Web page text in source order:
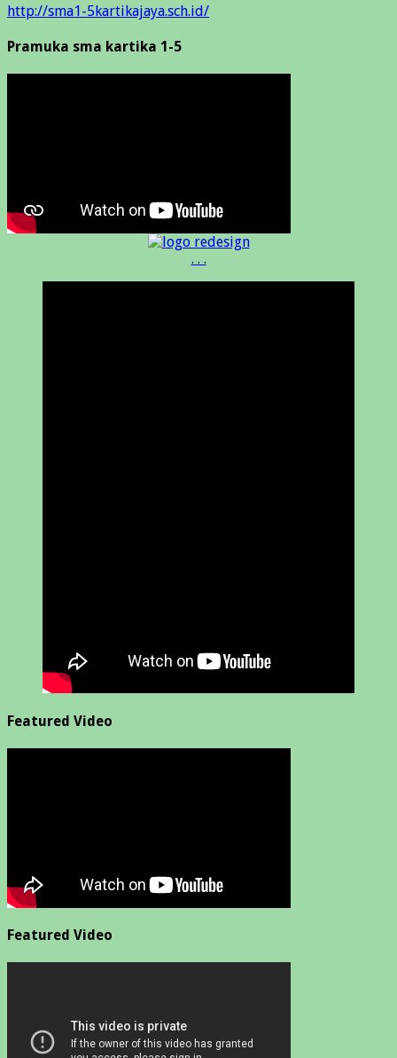
http://sma1-5kartikajaya.sch.id/
Pramuka sma kartika 1-5
. . .
Featured Video
Featured Video